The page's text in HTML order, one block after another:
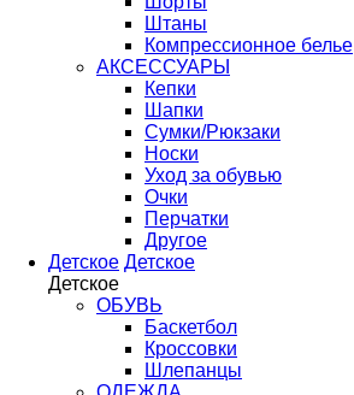
Штаны
Компрессионное белье
АКСЕССУАРЫ
Кепки
Шапки
Сумки/Рюкзаки
Носки
Уход за обувью
Очки
Перчатки
Другое
Детское Детское
Детское
ОБУВЬ
Баскетбол
Кроссовки
Шлепанцы